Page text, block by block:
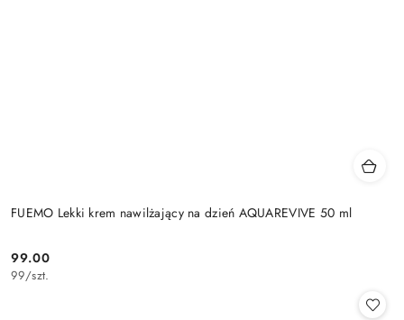
FUEMO Lekki krem nawilżający na dzień AQUAREVIVE 50 ml
Cena:
99.00
99/szt.